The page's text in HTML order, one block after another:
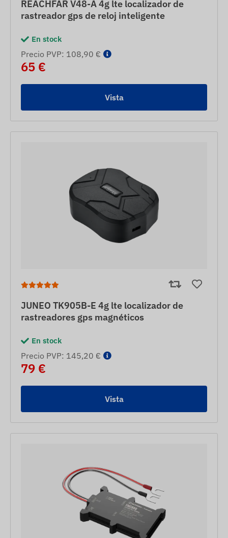
REACHFAR V48-A 4g lte localizador de
rastreador gps de reloj inteligente
En stock
Precio PVP: 108,90 €
65 €
Vista
JUNEO TK905B-E 4g lte localizador de
rastreadores gps magnéticos
En stock
Precio PVP: 145,20 €
79 €
Vista